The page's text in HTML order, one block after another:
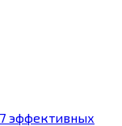
эффективных